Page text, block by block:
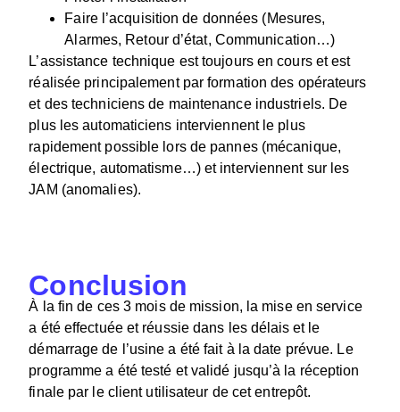
Faire l’acquisition de données (Mesures,
Alarmes, Retour d’état, Communication…)
L’assistance technique est toujours en cours et est
réalisée principalement par formation des opérateurs
et des techniciens de maintenance industriels. De
plus les automaticiens interviennent le plus
rapidement possible lors de pannes (mécanique,
électrique, automatisme…) et interviennent sur les
JAM (anomalies).
Conclusion
À la fin de ces 3 mois de mission, la mise en service
a été effectuée et réussie dans les délais et le
démarrage de l’usine a été fait à la date prévue. Le
programme a été testé et validé jusqu’à la réception
finale par le client utilisateur de cet entrepôt.